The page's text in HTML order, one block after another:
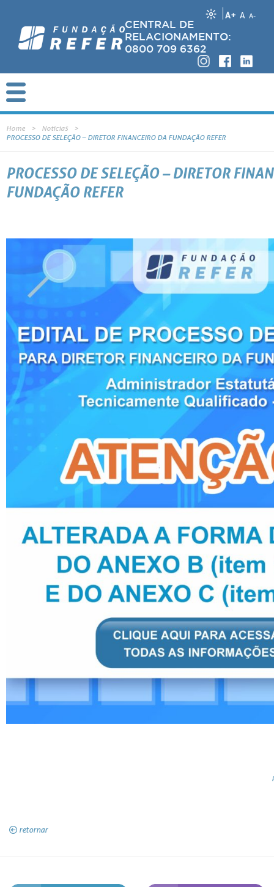
A+ A A-
CENTRAL DE
RELACIONAMENTO:
0800 709 6362
Home
Notícias
PROCESSO DE SELEÇÃO – DIRETOR FINANCEIRO DA FUNDAÇÃO REFER
PROCESSO DE SELEÇÃO – DIRETOR
FUNDAÇÃO REFER
retornar